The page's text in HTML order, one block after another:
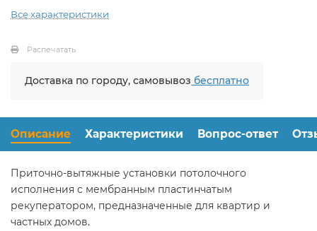
Все характеристики
Распечатать
Доставка по городу, самовывоз бесплатно
Описание Характеристики Вопрос-ответ
Приточно-вытяжные установки потолочного
исполнения с мембранным пластинчатым
рекуператором, предназначенные для квартир и
частных домов.